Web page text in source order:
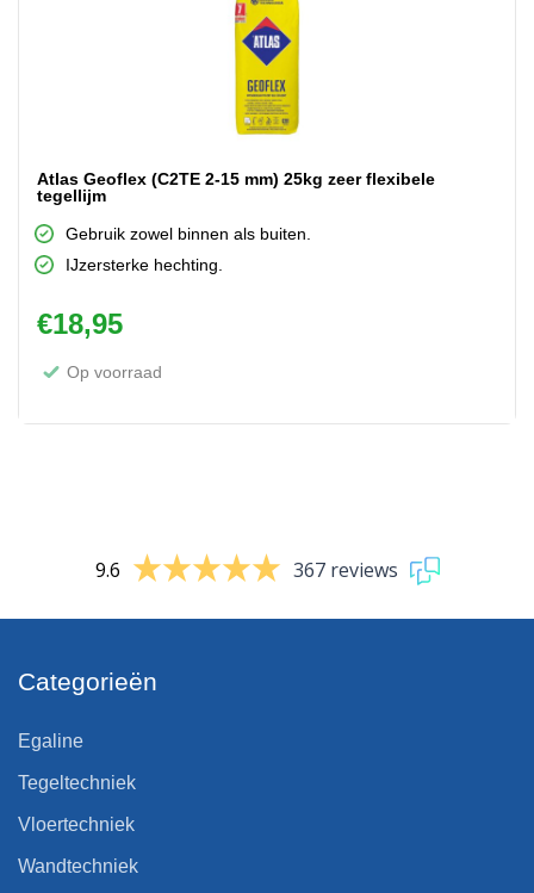
Atlas Geoflex (C2TE 2-15 mm) 25kg zeer flexibele
tegellijm
Gebruik zowel binnen als buiten.
IJzersterke hechting.
€18,95
Op voorraad
9.6 367 reviews
Categorieën
Egaline
Tegeltechniek
Vloertechniek
Wandtechniek